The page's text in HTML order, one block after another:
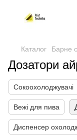
Каталог Барне
Дозатори
Сокоохолоджувачі
Вежі для пива
Диспенсер